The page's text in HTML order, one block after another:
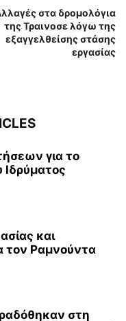
στα δρομολόγια
της Τραινοσε λόγω της
εξαγγελθείσης στάσης
εργασίας
για το
και
τον Ραμνούντα
στη